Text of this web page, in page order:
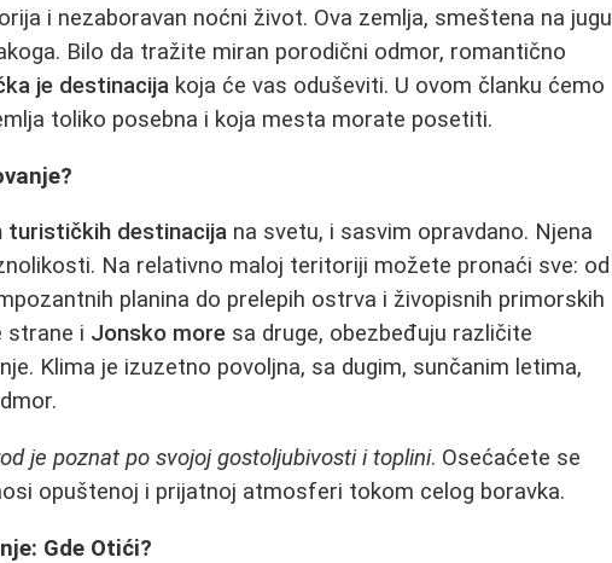
i nezaboravan noćni život. Ova zemlja, smeštena na jugu
Bilo da tražite miran porodični odmor, romantično
je destinacija koja će vas oduševiti. U ovom članku ćemo
toliko posebna i koja mesta morate posetiti.
turističkih destinacija na svetu, i sasvim opravdano. Njena
Na relativno maloj teritoriji možete pronaći sve: od
planina do prelepih ostrva i živopisnih primorskih
strane i Jonsko more sa druge, obezbeđuju različite
Klima je izuzetno povoljna, sa dugim, sunčanim letima,
je poznat po svojoj gostoljubivosti i toplini. Osećaćete se
opuštenoj i prijatnoj atmosferi tokom celog boravka.
Gde Otići?